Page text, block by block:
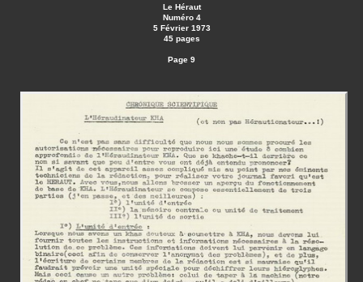
Le Héraut
Numéro 4
5 Février 1973
45 pages
Page 9